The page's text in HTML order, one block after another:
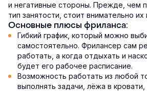
и негативные стороны. Прежде, чем
тип занятости, стоит внимательно их
Основные плюсы фриланса:
Гибкий график, который можно
самостоятельно. Фрилансер сам
работать, а когда отдыхать и
будет его рабочее расписание.
Возможность работать из любой
выполнять задачи, лёжа в